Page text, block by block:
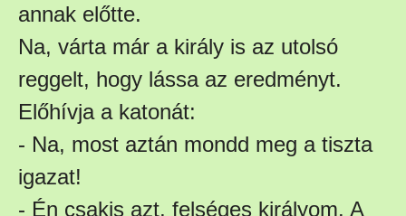
annak előtte.
Na, várta már a király is az utolsó
reggelt, hogy lássa az eredményt.
Előhívja a katonát:
- Na, most aztán mondd meg a tiszta
igazat!
- Én csakis azt, felséges királyom. A